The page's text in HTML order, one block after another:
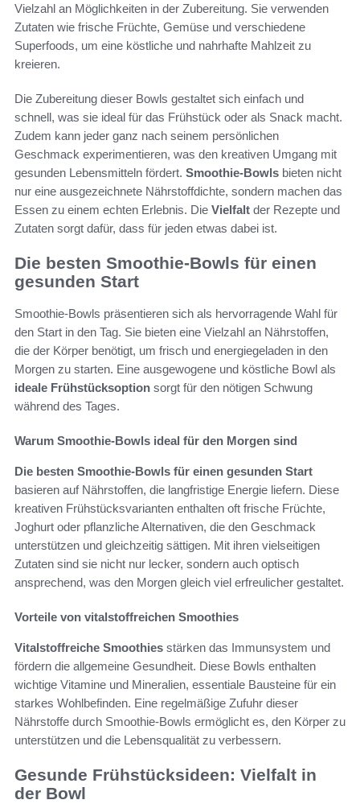
Vielzahl an Möglichkeiten in der Zubereitung. Sie verwenden
Zutaten wie frische Früchte, Gemüse und verschiedene
Superfoods, um eine köstliche und nahrhafte Mahlzeit zu
kreieren.
Die Zubereitung dieser Bowls gestaltet sich einfach und
schnell, was sie ideal für das Frühstück oder als Snack macht.
Zudem kann jeder ganz nach seinem persönlichen
Geschmack experimentieren, was den kreativen Umgang mit
gesunden Lebensmitteln fördert. Smoothie-Bowls bieten nicht
nur eine ausgezeichnete Nährstoffdichte, sondern machen das
Essen zu einem echten Erlebnis. Die Vielfalt der Rezepte und
Zutaten sorgt dafür, dass für jeden etwas dabei ist.
Die besten Smoothie-Bowls für einen
gesunden Start
Smoothie-Bowls präsentieren sich als hervorragende Wahl für
den Start in den Tag. Sie bieten eine Vielzahl an Nährstoffen,
die der Körper benötigt, um frisch und energiegeladen in den
Morgen zu starten. Eine ausgewogene und köstliche Bowl als
ideale Frühstücksoption sorgt für den nötigen Schwung
während des Tages.
Warum Smoothie-Bowls ideal für den Morgen sind
Die besten Smoothie-Bowls für einen gesunden Start
basieren auf Nährstoffen, die langfristige Energie liefern. Diese
kreativen Frühstücksvarianten enthalten oft frische Früchte,
Joghurt oder pflanzliche Alternativen, die den Geschmack
unterstützen und gleichzeitig sättigen. Mit ihren vielseitigen
Zutaten sind sie nicht nur lecker, sondern auch optisch
ansprechend, was den Morgen gleich viel erfreulicher gestaltet.
Vorteile von vitalstoffreichen Smoothies
Vitalstoffreiche Smoothies stärken das Immunsystem und
fördern die allgemeine Gesundheit. Diese Bowls enthalten
wichtige Vitamine und Mineralien, essentiale Bausteine für ein
starkes Wohlbefinden. Eine regelmäßige Zufuhr dieser
Nährstoffe durch Smoothie-Bowls ermöglicht es, den Körper zu
unterstützen und die Lebensqualität zu verbessern.
Gesunde Frühstücksideen: Vielfalt in
der Bowl